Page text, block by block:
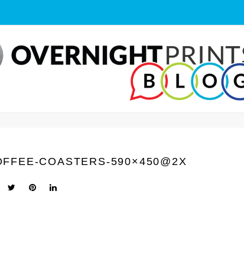
COASTERS-590×450@2X